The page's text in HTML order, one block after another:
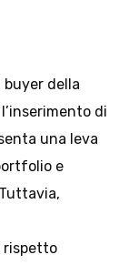
della
di
una leva
e
rispetto